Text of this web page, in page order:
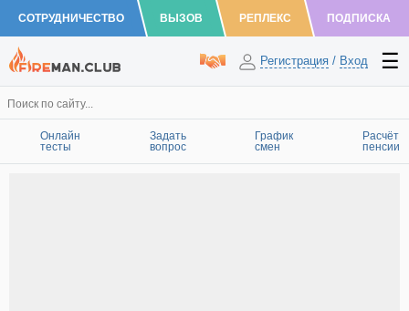
СОТРУДНИЧЕСТВО ВЫЗОВ РЕПЛЕКС ПОДПИСКА
Регистрация / Вход
Онлайн
тесты
Задать
вопрос
График
смен
Расчёт
пенсии